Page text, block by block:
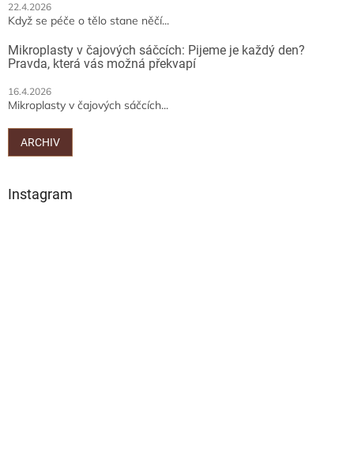
22.4.2026
Když se péče o tělo stane něčí...
Mikroplasty v čajových sáčcích: Pijeme je každý den?
Pravda, která vás možná překvapí
16.4.2026
Mikroplasty v čajových sáčcích...
ARCHIV
Instagram